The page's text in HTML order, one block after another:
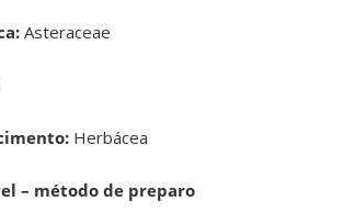
Asteraceae
Herbácea
– método de preparo